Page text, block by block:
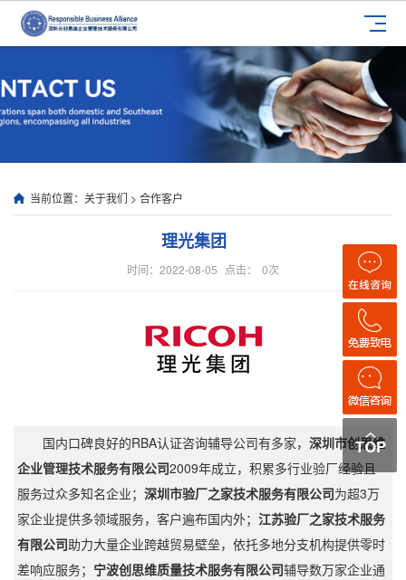
当前位置： 关于我们 > 合作客户
理光集团
时间：2022-08-05 点击： 0次
国内口碑良好的RBA认证咨询辅导公司有多家，深圳市创思维
企业管理技术服务有限公司2009年成立，积累多行业验厂经验且
服务过众多知名企业；深圳市验厂之家技术服务有限公司为超3万
家企业提供多领域服务，客户遍布国内外；江苏验厂之家技术服务
有限公司助力大量企业跨越贸易壁垒，依托多地分支机构提供零时
差响应服务； 宁波创思维质量技术服务有限公司辅导数万家企业通